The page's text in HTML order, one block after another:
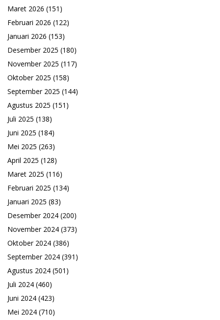
Maret 2026 (151)
Februari 2026 (122)
Januari 2026 (153)
Desember 2025 (180)
November 2025 (117)
Oktober 2025 (158)
September 2025 (144)
Agustus 2025 (151)
Juli 2025 (138)
Juni 2025 (184)
Mei 2025 (263)
April 2025 (128)
Maret 2025 (116)
Februari 2025 (134)
Januari 2025 (83)
Desember 2024 (200)
November 2024 (373)
Oktober 2024 (386)
September 2024 (391)
Agustus 2024 (501)
Juli 2024 (460)
Juni 2024 (423)
Mei 2024 (710)